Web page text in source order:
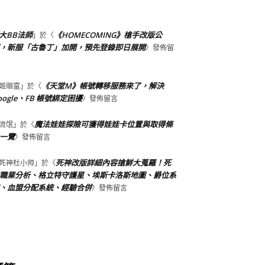
BB法師」於〈 《HOMECOMING》槍手改版公
新服「古魯丁」加開，預先登錄即日展開〉發佈留
順富 」於〈 《天堂M》帳號轉移服務來了，解決
、FB 帳號綁定困擾〉發佈留言
氓」於〈魔法娃娃探險可獲得娃娃卡位置與取得條
覽〉發佈留言
神杜小帅 」於〈死神改版詳細內容搶鮮大蒐羅！死
業分析、格立特守護星、埃斯卡洛斯地圖、爵位系
血盟分配系統、經驗合併〉發佈留言